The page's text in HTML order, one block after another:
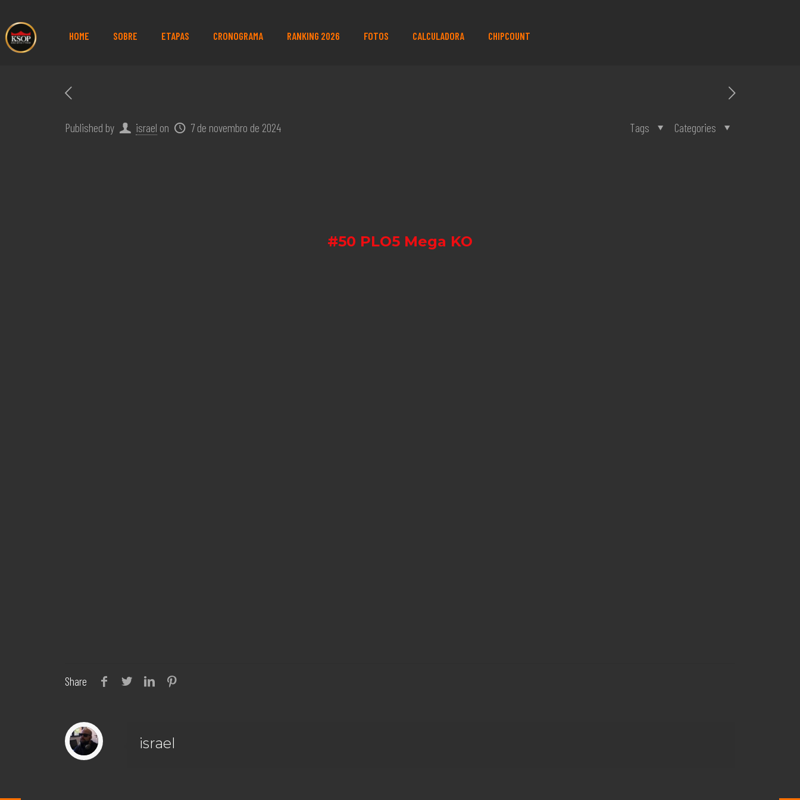
HOME SOBRE ETAPAS CRONOGRAMA RANKING 2026 FOTOS CALCULADORA CHIPCOUNT
Published by israel on 7 de novembro de 2024 Categories
Tags
#50 PLO5 Mega KO
Share
israel